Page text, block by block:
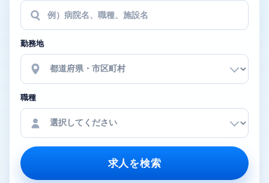
勤務地
職種
求人を検索